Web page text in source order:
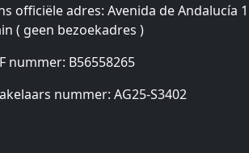
officiële adres: Avenida de Andalucía
( geen bezoekadres )
nummer: B56558265
nummer: AG25-S3402